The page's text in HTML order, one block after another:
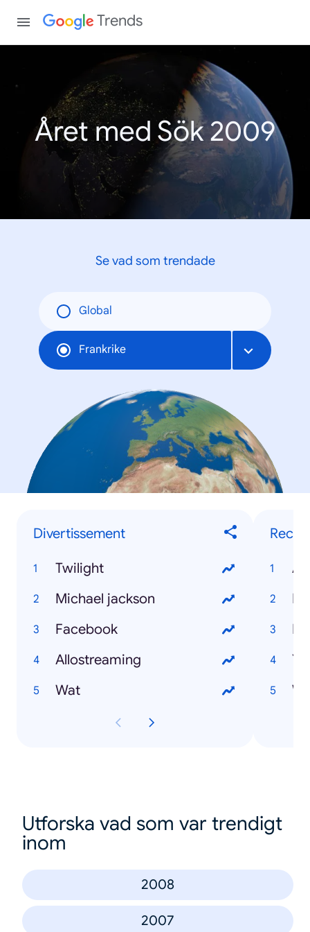
Trends
Året med Sök 2009
Se vad som trendade
Global
Frankrike
Divertissement
Twilight
Michael jackson
Facebook
Allostreaming
Wat
Utforska vad som var trendigt
inom
2008
2007